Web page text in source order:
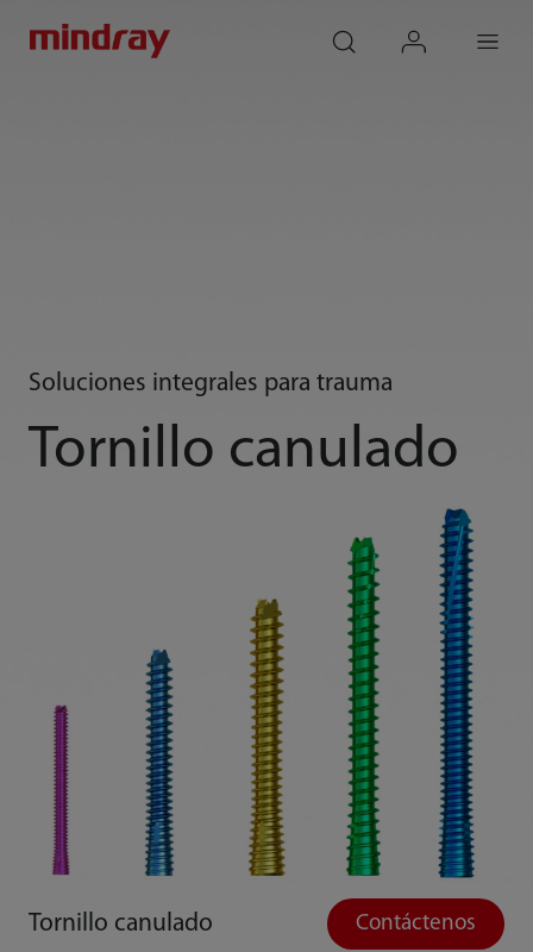
Soluciones integrales para trauma
Tornillo canulado
Tornillo canulado Contáctenos